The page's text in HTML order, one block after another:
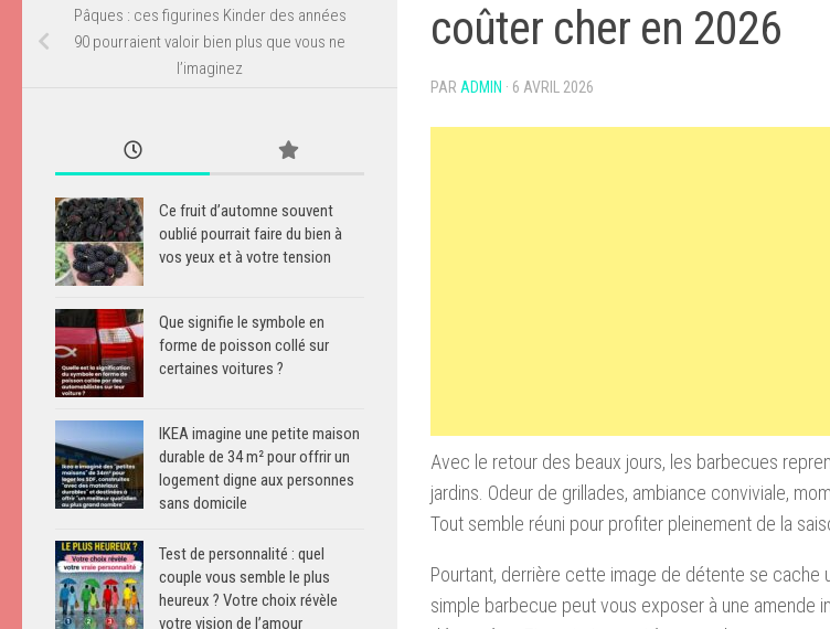
coûter cher en 2026
PAR ADMIN · 6 AVRIL 2026
Avec le retour des beaux jours, les barbecues
jardins. Odeur de grillades, ambiance conviviale,
Tout semble réuni pour profiter pleinement de la
Pourtant, derrière cette image de détente se cache
simple barbecue peut vous exposer à une amende
Pâques : ces figurines Kinder des années
90 pourraient valoir bien plus que vous ne
l’imaginez
Ce fruit d’automne souvent
oublié pourrait faire du bien à
vos yeux et à votre tension
Que signifie le symbole en
forme de poisson collé sur
certaines voitures ?
IKEA imagine une petite maison
durable de 34 m² pour offrir un
logement digne aux personnes
sans domicile
Test de personnalité : quel
couple vous semble le plus
heureux ? Votre choix révèle
votre vision de l’amour